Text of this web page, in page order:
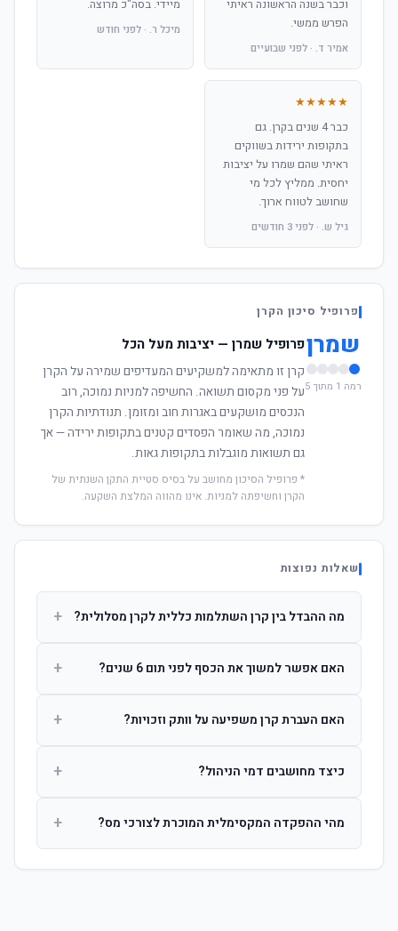
וכבר בשנה הראשונה ראיתי
הפרש ממשי.
אמיר ד. · לפני שבועיים
מיידי. בסה"כ מרוצה.
מיכל ר. · לפני חודש
★★★★★
כבר 4 שנים בקרן. גם
בתקופות ירידות בשווקים
ראיתי שהם שמרו על יציבות
יחסית. ממליץ לכל מי
שחושב לטווח ארוך.
גיל ש. · לפני 3 חודשים
פרופיל סיכון הקרן
שמרן
רמה 1 מתוך 5
פרופיל שמרן — יציבות מעל הכל
קרן זו מתאימה למשקיעים המעדיפים שמירה על הקרן
על פני מקסום תשואה. החשיפה למניות נמוכה, רוב
הנכסים מושקעים באגרות חוב ומזומן. תנודתיות הקרן
נמוכה, מה שאומר הפסדים קטנים בתקופות ירידה — אך
גם תשואות מוגבלות בתקופות גאות.
* פרופיל הסיכון מחושב על בסיס סטיית התקן השנתית של
הקרן וחשיפתה למניות. אינו מהווה המלצת השקעה.
שאלות נפוצות
מה ההבדל בין קרן השתלמות כללית לקרן מסלולית? +
ההשקעות. קרן מסלולית עוקבת אחרי מדד ספציפי ומאפשרת
האם אפשר למשוך את הכסף לפני תום 6 שנים? +
הרווחים. לאחר 6 שנים ניתן למשוך פטור ממס עד לתקרה
האם העברת קרן משפיעה על וותק וזכויות? +
החברות. הוותק ממשיך להיספר מיום ההפקדה הראשונה.
כיצד מחושבים דמי הניהול? +
ומתן על שיעורם בעת הצטרפות.
מהי ההפקדה המקסימלית המוכרת לצורכי מס? +